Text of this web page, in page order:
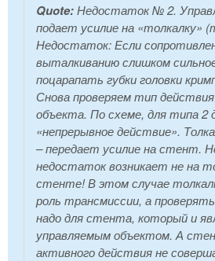
Quote:Недостаток № 2.
подает усилие на «толкалку»
Недостаток: Если
выталкиванию слишком
поцарапать губки головки
Снова проверяем тип
объекта. По схеме, для типа 2
«непрерывное действие».
– передает усилие на стент.
недостаток возникает не на
стенте! В этом случае
роль трансмиссии, а
надо для стента, который и
управляемым объектом. А
активного действия не